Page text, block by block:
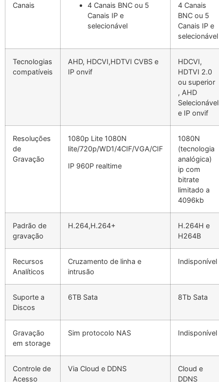
Canais
4 Canais BNC ou 5
Canais IP e
selecionável
4 Canais
BNC ou 5
Canais IP e
selecionável
Tecnologias
compatíveis
AHD, HDCVI,HDTVI CVBS e
IP onvif
HDCVI,
HDTVI 2.0
ou superior
, AHD
Selecionável
e IP onvif
Resoluções
de
Gravação
1080p Lite 1080N
lite/720p/WD1/4CIF/VGA/CIF
IP 960P realtime
1080N
(tecnologia
analógica)
ip com
bitrate
limitado a
4096kb
Padrão de
gravação
H.264,H.264+
H.264H e
H264B
Recursos
Analíticos
Cruzamento de linha e
intrusão
Indisponível
Suporte a
Discos
6TB Sata 8Tb Sata
Gravação
em storage
Sim protocolo NAS Indisponível
Controle de
Acesso
Via Cloud e DDNS
Cloud e
DDNS